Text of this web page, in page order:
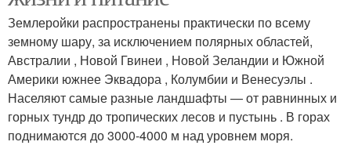
Землеройки распространены практически по всему
земному шару, за исключением полярных областей,
Австралии , Новой Гвинеи , Новой Зеландии и Южной
Америки южнее Эквадора , Колумбии и Венесуэлы .
Населяют самые разные ландшафты — от равнинных и
горных тундр до тропических лесов и пустынь . В горах
поднимаются до 3000-4000 м над уровнем моря.